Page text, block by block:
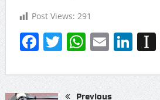
Post Views: 291
Facebook
TwitterEmail
Previous